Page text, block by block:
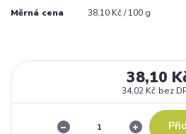
Měrná cena 38,10 Kč / 100 g
38,10
34,02 Kč bez